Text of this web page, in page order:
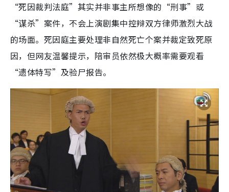
“死因裁判法庭”其实并非事主所想像的“刑事”或
“谋杀”案件，不会上演剧集中控辩双方律师激烈大战
的场面。死因庭主要处理非自然死亡个案并裁定致死原
因，但网友温馨提示，陪审员依然极大概率需要观看
“遗体特写”及验尸报告。